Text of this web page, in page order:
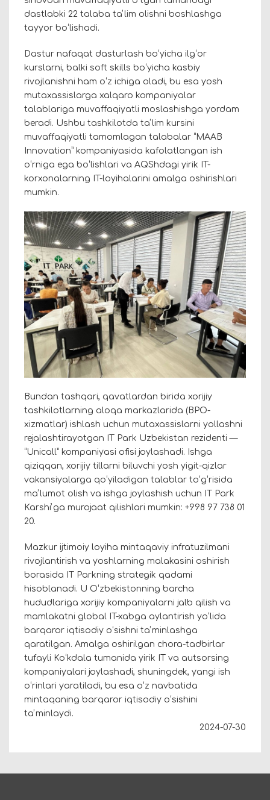
dastlabki 22 talaba taʼlim olishni boshlashga
tayyor boʻlishadi.
Dastur nafaqat dasturlash boʻyicha ilgʻor
kurslarni, balki soft skills boʻyicha kasbiy
rivojlanishni ham oʻz ichiga oladi, bu esa yosh
mutaxassislarga xalqaro kompaniyalar
talablariga muvaffaqiyatli moslashishga yordam
beradi. Ushbu tashkilotda taʼlim kursini
muvaffaqiyatli tamomlagan talabalar “MAAB
Innovation” kompaniyasida kafolatlangan ish
oʻrniga ega boʻlishlari va AQShdagi yirik IT-
korxonalarning IT-loyihalarini amalga oshirishlari
mumkin.
Bundan tashqari, qavatlardan birida xorijiy
tashkilotlarning aloqa markazlarida (BPO-
xizmatlar) ishlash uchun mutaxassislarni yollashni
rejalashtirayotgan IT Park Uzbekistan rezidenti —
“Unicall” kompaniyasi ofisi joylashadi. Ishga
qiziqqan, xorijiy tillarni biluvchi yosh yigit-qizlar
vakansiyalarga qoʻyiladigan talablar toʻgʻrisida
maʼlumot olish va ishga joylashish uchun IT Park
Karshiʼga murojaat qilishlari mumkin: +998 97 738 01
20.
Mazkur ijtimoiy loyiha mintaqaviy infratuzilmani
rivojlantirish va yoshlarning malakasini oshirish
borasida IT Parkning strategik qadami
hisoblanadi. U Oʻzbekistonning barcha
hududlariga xorijiy kompaniyalarni jalb qilish va
mamlakatni global IT-xabga aylantirish yoʻlida
barqaror iqtisodiy oʻsishni taʼminlashga
qaratilgan. Amalga oshirilgan chora-tadbirlar
tufayli Koʻkdala tumanida yirik IT va autsorsing
kompaniyalari joylashadi, shuningdek, yangi ish
oʻrinlari yaratiladi, bu esa oʻz navbatida
mintaqaning barqaror iqtisodiy oʻsishini
taʼminlaydi.
2024-07-30